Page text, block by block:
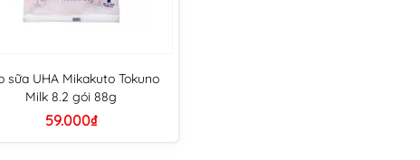
sữa UHA Mikakuto Tokuno
Milk 8.2 gói 88g
59.000₫